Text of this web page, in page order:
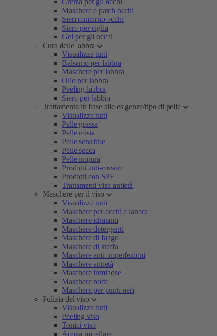
Crema per gli occhi
Maschere e patch occhi
Sieri contorno occhi
Siero per ciglia
Gel per gli occhi
Cura delle labbra
Visualizza tutti
Balsamo per labbra
Maschere per labbra
Olio per labbra
Peeling labbra
Siero per labbra
Trattamento in base alle esigenze/tipo di pelle
Visualizza tutti
Pelle grassa
Pelle mista
Pelle sensibile
Pelle secca
Pelle impura
Prodotti anti-rossore
Prodotti con SPF
Trattamenti viso antietà
Maschere per il viso
Visualizza tutti
Maschere per occhi e labbra
Maschere idratanti
Maschere detergenti
Maschere di fango
Maschere di stoffa
Maschere anti-imperfezioni
Maschere antietà
Maschere luminose
Maschere notte
Maschere per punti neri
Pulizia del viso
Visualizza tutti
Peeling viso
Tonici viso
Acqua micellare